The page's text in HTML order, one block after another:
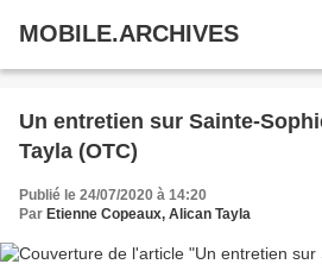
MOBILE.ARCHIVES
Un entretien sur Sainte-
Tayla (OTC)
Publié le 24/07/2020 à 14:20
Par Etienne Copeaux, Alican Tayla